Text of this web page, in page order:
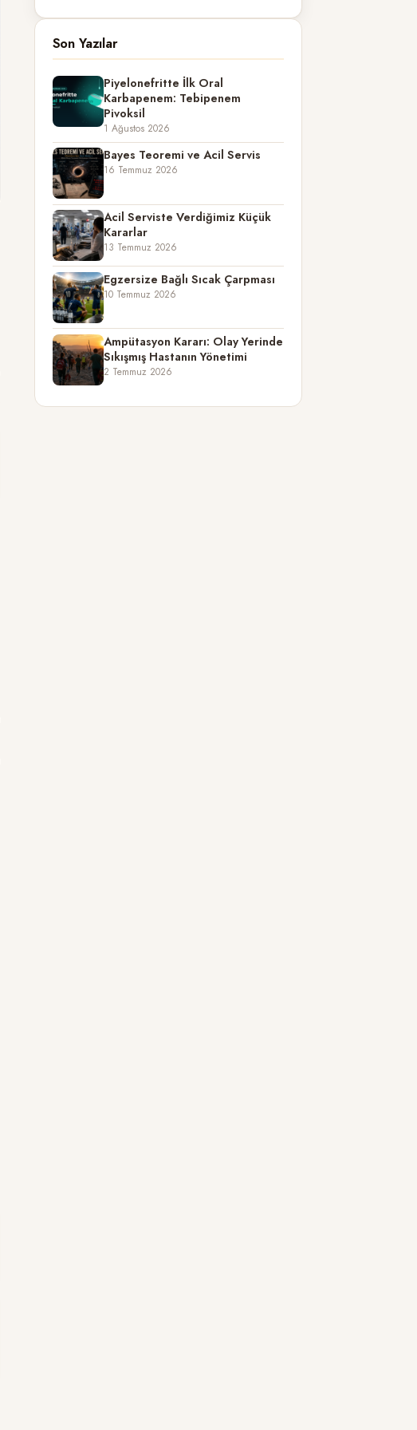
Son Yazılar
Piyelonefritte İlk Oral
Karbapenem: Tebipenem
Pivoksil
1 Ağustos 2026
Bayes Teoremi ve Acil Servis
16 Temmuz 2026
Acil Serviste Verdiğimiz Küçük
Kararlar
13 Temmuz 2026
Egzersize Bağlı Sıcak Çarpması
10 Temmuz 2026
Ampütasyon Kararı: Olay Yerinde
Sıkışmış Hastanın Yönetimi
2 Temmuz 2026